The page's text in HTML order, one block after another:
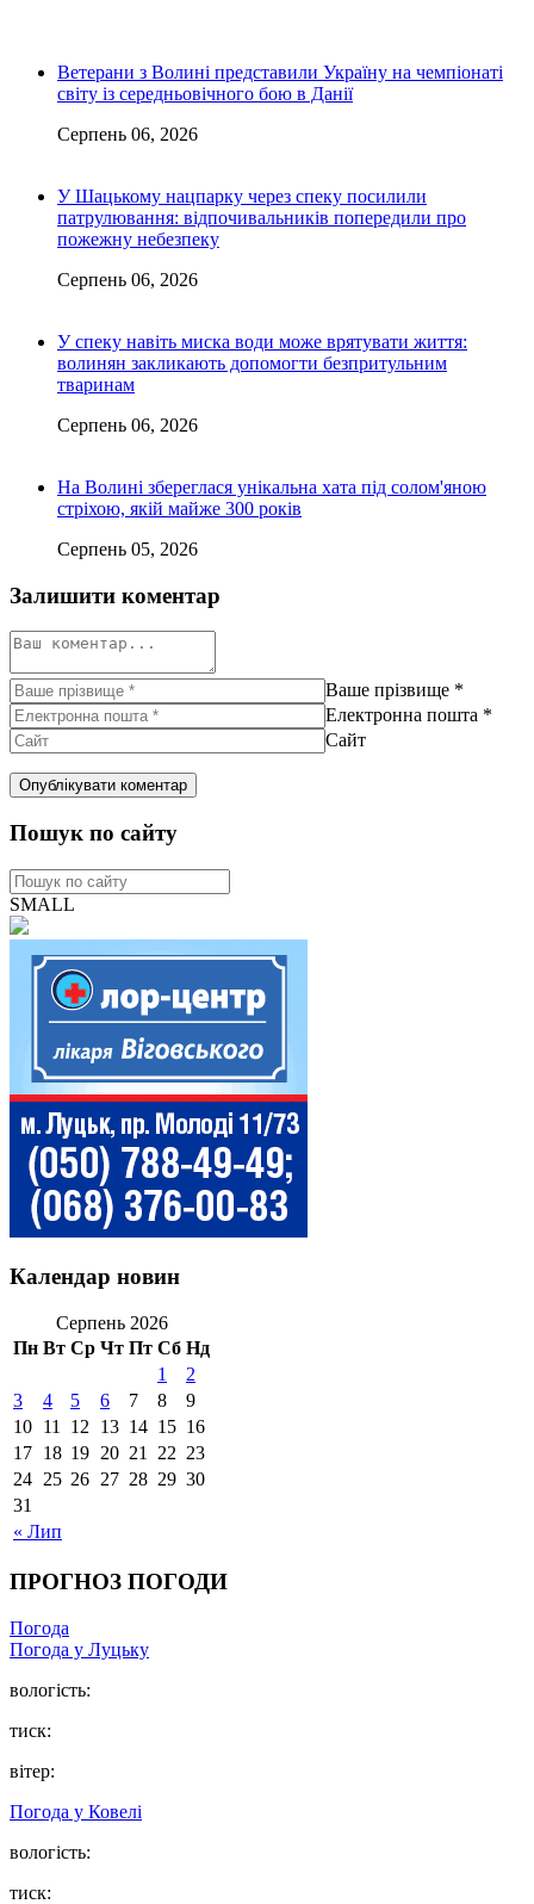
Ветерани з Волині представили Україну на чемпіонаті
світу із середньовічного бою в Данії
Серпень 06, 2026
У Шацькому нацпарку через спеку посилили
патрулювання: відпочивальників попередили про
пожежну небезпеку
Серпень 06, 2026
У спеку навіть миска води може врятувати життя:
волинян закликають допомогти безпритульним
тваринам
Серпень 06, 2026
На Волині збереглася унікальна хата під солом'яною
стріхою, якій майже 300 років
Серпень 05, 2026
Залишити коментар
Ваше прізвище *
Електронна пошта *
Сайт
Пошук по сайту
SMALL
Календар новин
Серпень 2026
Пн Вт Ср Чт Пт Сб Нд
« Лип
1
2
3
4 5 6 7 8
9
10 11 12 13 14 15 16
17 18 19 20 21 22 23
24 25 26 27 28 29 30
31
ПРОГНОЗ ПОГОДИ
Погода
Погода у Луцьку
вологість:
тиск:
вітер:
Погода у Ковелі
вологість:
тиск: